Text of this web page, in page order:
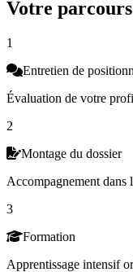
Votre parcours
1
Entretien de
Évaluation de votre
2
Montage du dossier
Accompagnement dans
3
Formation
Apprentissage intensif